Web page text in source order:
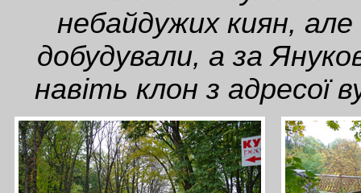
небайдужих киян,
добудували, а за
навіть клон з адресої